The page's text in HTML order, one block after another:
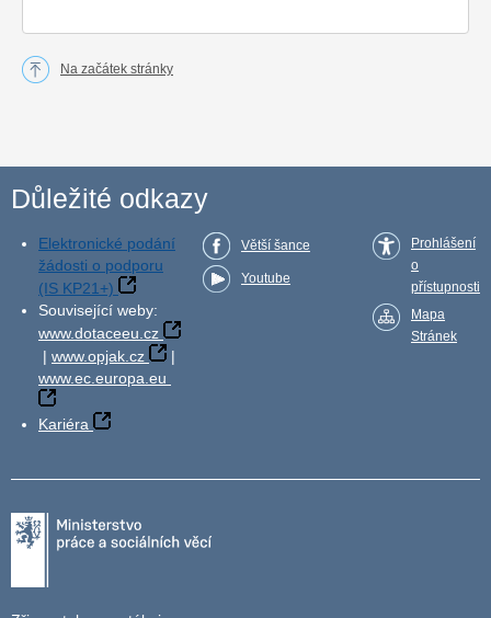
Na začátek stránky
Důležité odkazy
Elektronické podání
žádosti o podporu
(IS KP21+)
Související weby:
www.dotaceeu.cz
| www.opjak.cz
|
www.ec.europa.eu
Kariéra
Větší šance
Youtube
Prohlášení
o
přístupnosti
Mapa
Stránek